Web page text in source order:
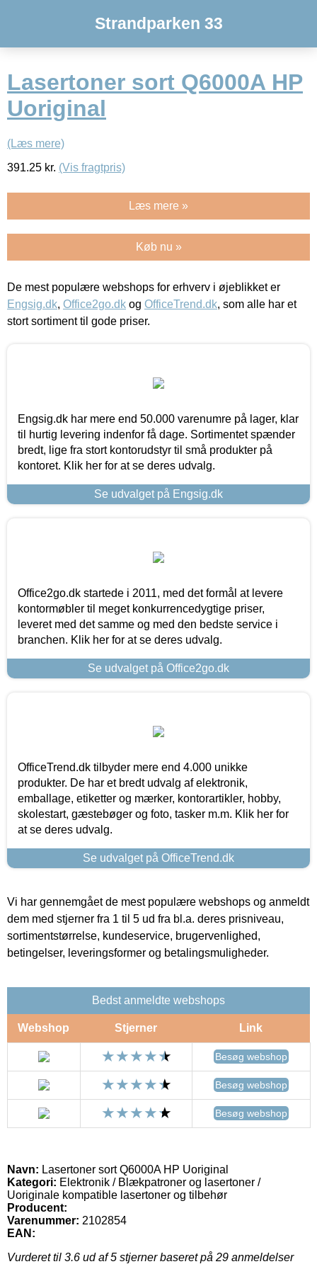
Strandparken 33
Lasertoner sort Q6000A HP
Uoriginal
(Læs mere)
391.25 kr. (Vis fragtpris)
Læs mere »
Køb nu »
De mest populære webshops for erhverv i øjeblikket er
Engsig.dk, Office2go.dk og OfficeTrend.dk, som alle har et
stort sortiment til gode priser.
Engsig.dk har mere end 50.000 varenumre på lager, klar
til hurtig levering indenfor få dage. Sortimentet spænder
bredt, lige fra stort kontorudstyr til små produkter på
kontoret. Klik her for at se deres udvalg.
Se udvalget på Engsig.dk
Office2go.dk startede i 2011, med det formål at levere
kontormøbler til meget konkurrencedygtige priser,
leveret med det samme og med den bedste service i
branchen. Klik her for at se deres udvalg.
Se udvalget på Office2go.dk
OfficeTrend.dk tilbyder mere end 4.000 unikke
produkter. De har et bredt udvalg af elektronik,
emballage, etiketter og mærker, kontorartikler, hobby,
skolestart, gæstebøger og foto, tasker m.m. Klik her for
at se deres udvalg.
Se udvalget på OfficeTrend.dk
Vi har gennemgået de mest populære webshops og anmeldt
dem med stjerner fra 1 til 5 ud fra bl.a. deres prisniveau,
sortimentstørrelse, kundeservice, brugervenlighed,
betingelser, leveringsformer og betalingsmuligheder.
Bedst anmeldte webshops
Webshop Stjerner Link
Besøg webshop
Besøg webshop
Besøg webshop
Navn: Lasertoner sort Q6000A HP Uoriginal
Kategori: Elektronik / Blækpatroner og lasertoner /
Uoriginale kompatible lasertoner og tilbehør
Producent:
Varenummer: 2102854
EAN:
Vurderet til 3.6 ud af 5 stjerner baseret på 29 anmeldelser